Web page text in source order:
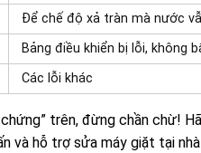
Để chế độ xả tràn mà nước
Bảng điều khiển bị lỗi, không
Các lỗi khác
trên, đừng chần chừ!
hỗ trợ sửa máy giặt tại